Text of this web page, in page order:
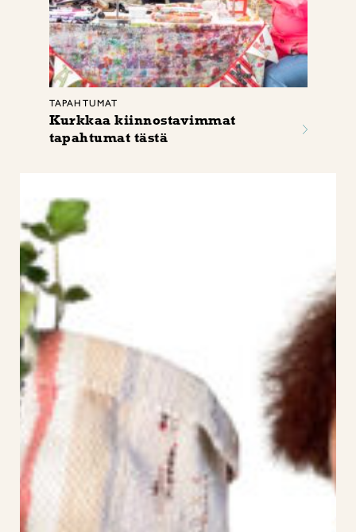
TAPAHTUMAT
Kurkkaa kiinnostavimmat
tapahtumat tästä